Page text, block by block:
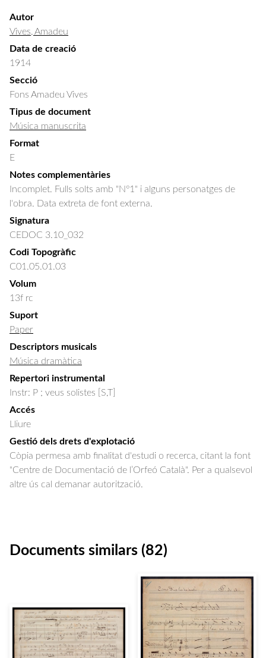
Autor
Vives, Amadeu
Data de creació
1914
Secció
Fons Amadeu Vives
Tipus de document
Música manuscrita
Format
E
Notes complementàries
Incomplet. Fulls solts amb "Nº1" i alguns personatges de
l'obra. Data extreta de font externa.
Signatura
CEDOC 3.10_032
Codi Topogràfic
C01.05.01.03
Volum
13f rc
Suport
Paper
Descriptors musicals
Música dramàtica
Repertori instrumental
Instr: P ; veus solistes [S,T]
Accés
Lliure
Gestió dels drets d'explotació
Còpia permesa amb finalitat d'estudi o recerca, citant la font
"Centre de Documentació de l’Orfeó Català". Per a qualsevol
altre ús cal demanar autorització.
Documents similars (82)